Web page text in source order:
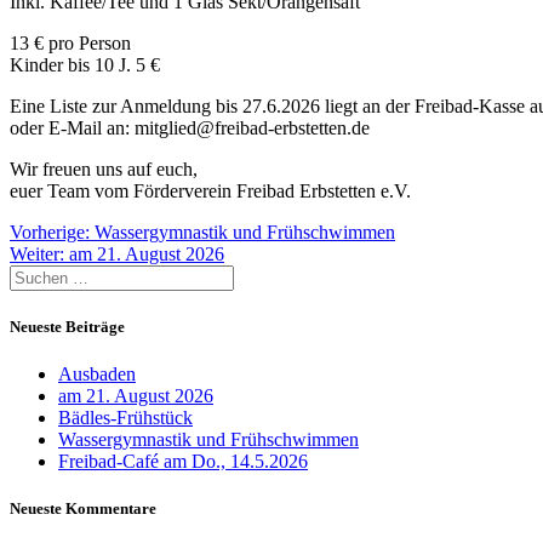
13 € pro Person
Kinder bis 10 J. 5 €
Eine Liste zur Anmeldung bis 27.6.2026 liegt an der Freibad-Kasse
oder E-Mail an: mitglied@freibad-erbstetten.de
Wir freuen uns auf euch,
euer Team vom Förderverein Freibad Erbstetten e.V.
Beitragsnavigation
Vorherige: Vorheriger
Beitrag:
Wassergymnastik und Frühschwimmen
Weiter: Nächster
am 21. August 2026
Suche
nach:
Neueste Beiträge
Ausbaden
am 21. August 2026
Bädles-Frühstück
Wassergymnastik und Frühschwimmen
Freibad-Café am Do., 14.5.2026
Neueste Kommentare